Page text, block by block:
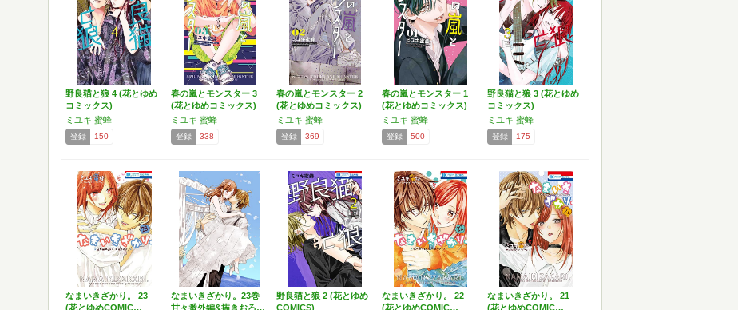
野良猫と狼 4 (花とゆめ
コミックス)
ミユキ 蜜蜂
登録 150
春の嵐とモンスター 3
(花とゆめコミックス)
ミユキ 蜜蜂
登録 338
春の嵐とモンスター 2
(花とゆめコミックス)
ミユキ 蜜蜂
登録 369
春の嵐とモンスター 1
(花とゆめコミックス)
ミユキ 蜜蜂
登録 500
野良猫と狼 3 (花とゆめ
コミックス)
ミユキ 蜜蜂
登録 175
なまいきざかり。 23
(花とゆめCOMIC…
なまいきざかり。23巻
甘々番外編&描きおろ…
野良猫と狼 2 (花とゆめ
COMICS)
なまいきざかり。 22
(花とゆめCOMIC…
なまいきざかり。 21
(花とゆめCOMIC…